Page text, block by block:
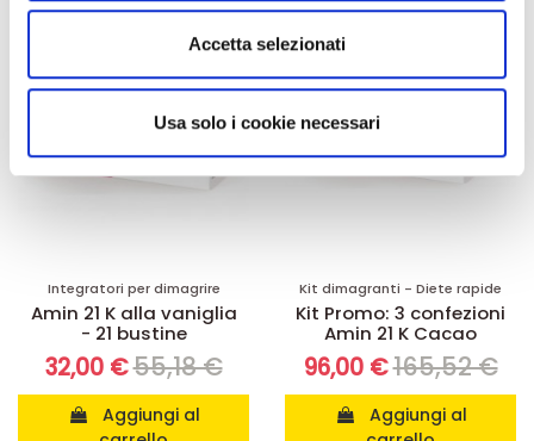
Utilizziamo i cookie per personalizzare contenuti ed
analizzare il nostro traffico. Condividiamo inoltre
informazioni sul modo in cui utilizza il nostro sito con i
nostri partner che si occupano di analisi dei dati web,
pubblicità e social media, i quali potrebbero combinarle
Accetta selezionati
Usa solo i cookie necessari
Integratori per dimagrire
Amin 21 K alla vaniglia
- 21 bustine
32,00 €55,18 €
Kit dimagranti - Diete rapide
Kit Promo: 3 confezioni
Amin 21 K Cacao
96,00 €165,52 €